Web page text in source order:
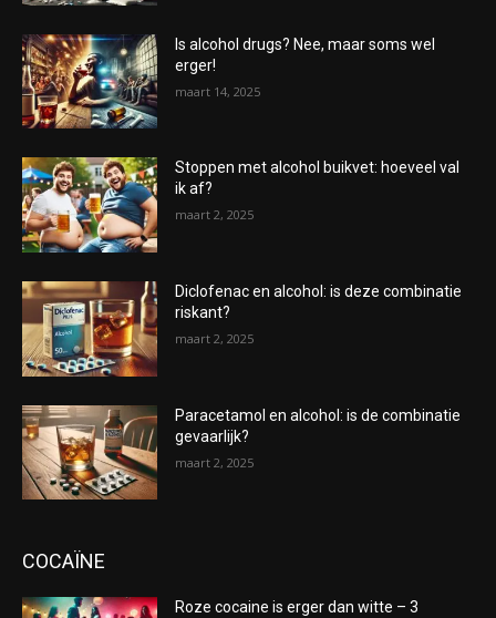
Is alcohol drugs? Nee, maar soms wel
erger!
maart 14, 2025
Stoppen met alcohol buikvet: hoeveel val
ik af?
maart 2, 2025
Diclofenac en alcohol: is deze combinatie
riskant?
maart 2, 2025
Paracetamol en alcohol: is de combinatie
gevaarlijk?
maart 2, 2025
COCAÏNE
Roze cocaine is erger dan witte – 3